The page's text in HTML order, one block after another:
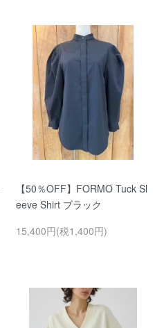
【50％OFF】FORMO Tuck Sl
eeve Shirt ブラック
15,400円(税1,400円)